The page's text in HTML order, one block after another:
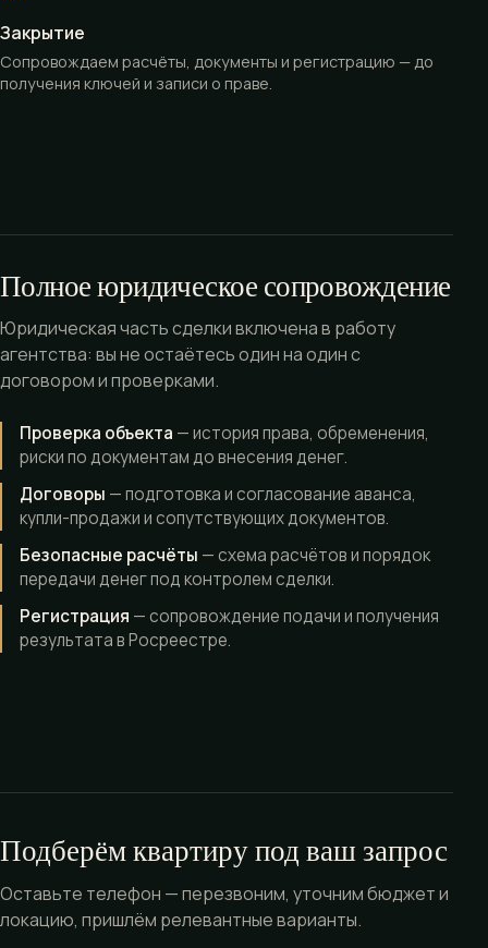
Закрытие
Сопровождаем расчёты, документы и регистрацию — до
получения ключей и записи о праве.
Полное юридическое сопровождение
Юридическая часть сделки включена в работу
агентства: вы не остаётесь один на один с
договором и проверками.
Проверка объекта — история права, обременения,
риски по документам до внесения денег.
Договоры — подготовка и согласование аванса,
купли-продажи и сопутствующих документов.
Безопасные расчёты — схема расчётов и порядок
передачи денег под контролем сделки.
Регистрация — сопровождение подачи и получения
результата в Росреестре.
Подберём квартиру под ваш запрос
Оставьте телефон — перезвоним, уточним бюджет и
локацию, пришлём релевантные варианты.